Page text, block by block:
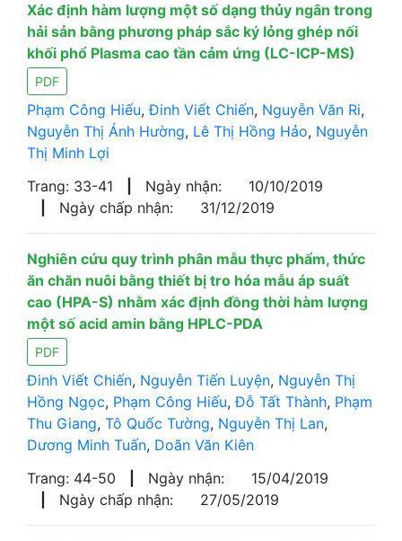
Xác định hàm lượng một số dạng thủy ngân trong
hải sản bằng phương pháp sắc ký lỏng ghép nối
khối phổ Plasma cao tần cảm ứng (LC-ICP-MS)
PDF
Phạm Công Hiếu,Đinh Viết Chiến, Nguyễn Văn Ri,
Nguyễn Thị Ánh Hường, Lê Thị Hồng Hảo, Nguyễn
Thị Minh Lợi
Trang: 33-41
Ngày nhận:
10/10/2019
Ngày chấp nhận: 31/12/2019
Nghiên cứu quy trình phân mẫu thực phẩm, thức
ăn chăn nuôi bằng thiết bị tro hóa mẫu áp suất
cao (HPA-S) nhằm xác định đồng thời hàm lượng
một số acid amin bằng HPLC-PDA
PDF
Đinh Viết Chiến, Nguyễn Tiến Luyện, Nguyễn Thị
Hồng Ngọc, Phạm Công Hiếu,Đỗ Tất Thành, Phạm
Thu Giang, Tô Quốc Tường, Nguyễn Thị Lan,
Dương Minh Tuấn, Doãn Văn Kiên
Trang: 44-50
Ngày nhận:
15/04/2019
Ngày chấp nhận: 27/05/2019